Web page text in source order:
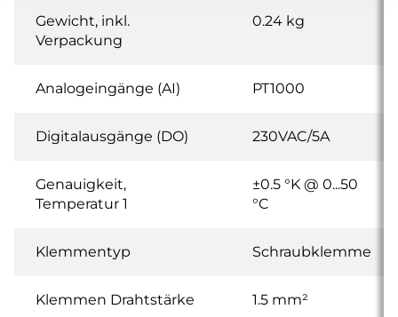
Gewicht, inkl.
Verpackung
0.24 kg
Analogeingänge (AI) PT1000
Digitalausgänge (DO) 230VAC/5A
Genauigkeit,
Temperatur 1
±0.5 °K @ 0...50
°C
Klemmentyp Schraubklemme
Klemmen Drahtstärke 1.5 mm²